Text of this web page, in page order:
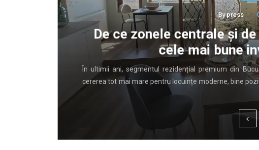
Bypress
De ce zonele centrale și
cele mai bune
În ultimii ani, segmentul rezidențial premium din
cererea tot mai mare pentru locuințe moderne, bine